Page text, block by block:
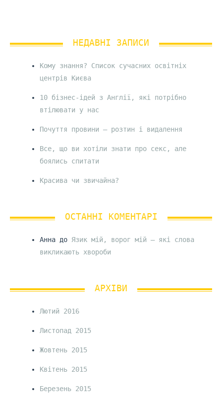
НЕДАВНІ ЗАПИСИ
Кому знання? Список сучасних освітніх
центрів Києва
10 бізнес-ідей з Англії, які потрібно
втілювати у нас
Почуття провини – розтин і видалення
Все, що ви хотіли знати про секс, але
боялись спитати
Красива чи звичайна?
ОСТАННІ КОМЕНТАРІ
Анна до Язик мій, ворог мій – які слова
викликають хвороби
АРХІВИ
Лютий 2016
Листопад 2015
Жовтень 2015
Квітень 2015
Березень 2015